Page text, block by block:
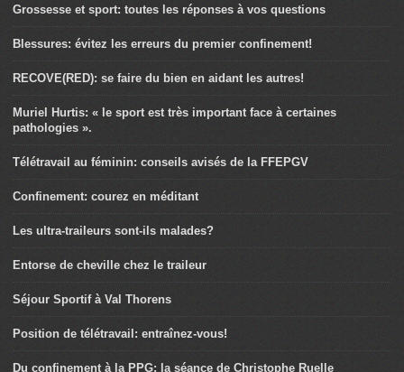
Grossesse et sport: toutes les réponses à vos questions
Blessures: évitez les erreurs du premier confinement!
RECOVE(RED): se faire du bien en aidant les autres!
Muriel Hurtis: « le sport est très important face à certaines
pathologies ».
Télétravail au féminin: conseils avisés de la FFEPGV
Confinement: courez en méditant
Les ultra-traileurs sont-ils malades?
Entorse de cheville chez le traileur
Séjour Sportif à Val Thorens
Position de télétravail: entraînez-vous!
Du confinement à la PPG: la séance de Christophe Ruelle